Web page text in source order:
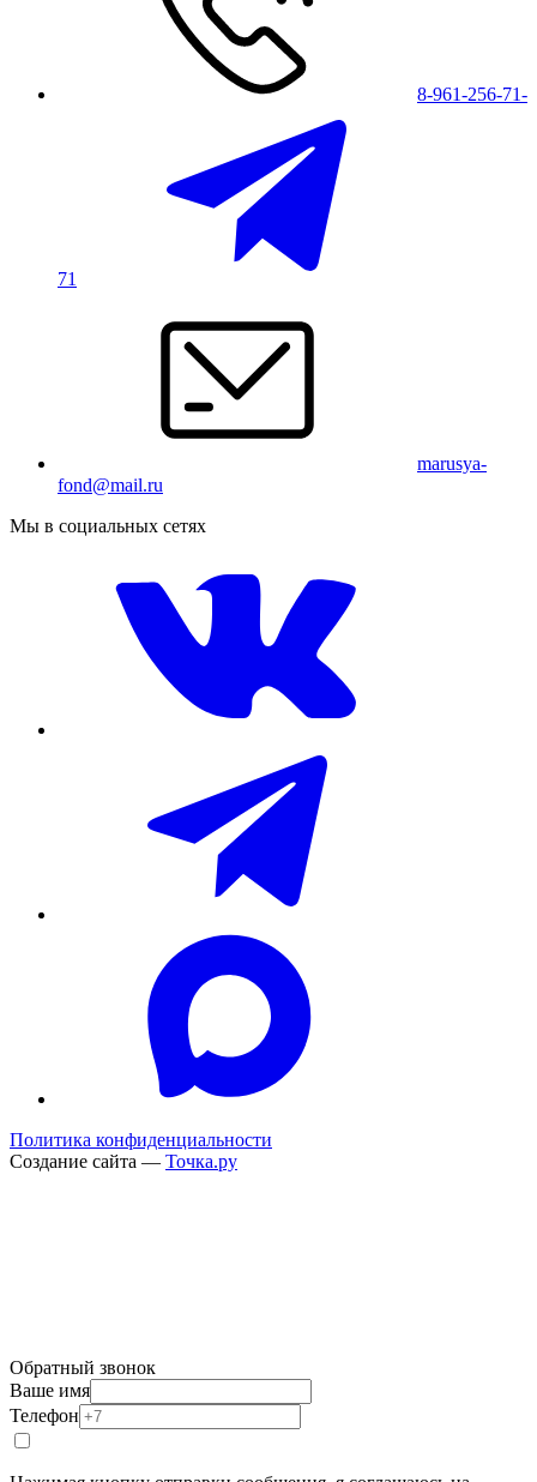
8-961-256-71-
71
marusya-
fond@mail.ru
Мы в социальных сетях
Политика конфиденциальности
Создание сайта — Точка.ру
Обратный звонок
Ваше имя
Телефон